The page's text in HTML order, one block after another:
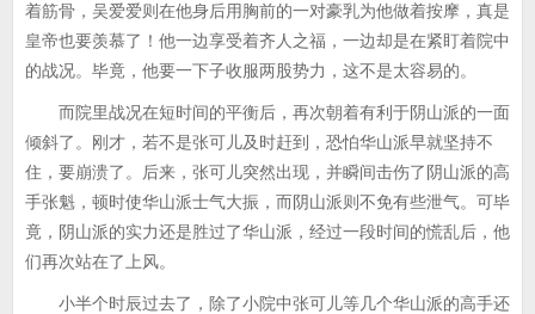
着筋骨，吴爱爱则在他身后用胸前的一对豪乳为他做着按摩，真是
皇帝也要羡慕了！他一边享受着齐人之福，一边却是在紧盯着院中
的战况。毕竟，他要一下子收服两股势力，这不是太容易的。
而院里战况在短时间的平衡后，再次朝着有利于阴山派的一面
倾斜了。刚才，若不是张可儿及时赶到，恐怕华山派早就坚持不
住，要崩溃了。后来，张可儿突然出现，并瞬间击伤了阴山派的高
手张魁，顿时使华山派士气大振，而阴山派则不免有些泄气。可毕
竟，阴山派的实力还是胜过了华山派，经过一段时间的慌乱后，他
们再次站在了上风。
小半个时辰过去了，除了小院中张可儿等几个华山派的高手还